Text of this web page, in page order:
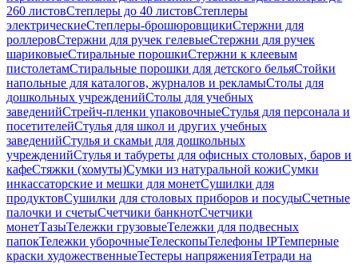
260 листовСтеплеры до 40 листовСтеплеры
электрическиеСтеплеры-брошюровщикиСтержни для
роллеровСтержни для ручек гелевыеСтержни для ручек
шариковыеСтиральные порошкиСтержни к клеевым
пистолетамСтиральные порошки для детского бельяСтойки
напольные для каталогов, журналов и рекламыСтолы для
дошкольных учрежденийСтолы для учебных
заведенийСтрейч-пленки упаковочныеСтулья для персонала и
посетителейСтулья для школ и других учебных
заведенийСтулья и скамьи для дошкольных
учрежденийСтулья и табуреты для офисных столовых, баров и
кафеСтяжки (хомуты)Сумки из натуральной кожиСумки
инкассаторские и мешки для монетСушилки для
продуктовСушилки для столовых приборов и посудыСчетные
палочки и счетыСчетчики банкнотСчетчики
монетТазыТележки грузовыеТележки для подвесных
папокТележки уборочныеТелескопыТелефоны IPТемперные
краски художественныеТестеры напряженияТетради на